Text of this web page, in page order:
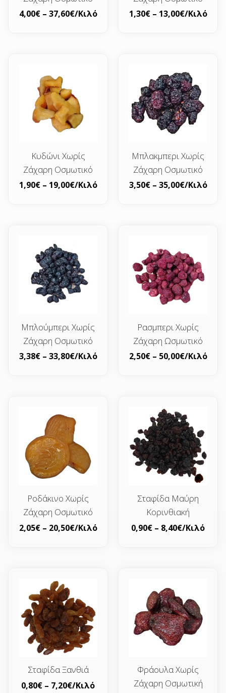
4,00€ – 37,60€/Κιλό 1,30€ – 13,00€/Κιλό
Κυδώνι Χωρίς
Ζάχαρη Οσμωτικό
1,90€ – 19,00€/Κιλό
Μπλακμπερι Χωρίς
Ζάχαρη Οσμωτικό
3,50€ – 35,00€/Κιλό
Μπλούμπερι Χωρίς
Ζάχαρη Οσμωτικό
3,38€ – 33,80€/Κιλό
Ρασμπερι Χωρίς
Ζάχαρη Ωσμωτικό
2,50€ – 50,00€/Κιλό
Ροδάκινο Χωρίς
Ζάχαρη Οσμωτικό
2,05€ – 20,50€/Κιλό
Σταφίδα Μαύρη
Κορινθιακή
0,90€ – 8,40€/Κιλό
Σταφίδα Ξανθιά
0,80€ – 7,20€/Κιλό
Φράουλα Χωρίς
Ζάχαρη Οσμωτική